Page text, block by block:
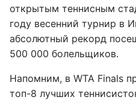
открытым теннисным
году весенний турнир в
абсолютный рекорд
500 000 болельщиков.
Напомним, в WTA Finals
топ-8 лучших